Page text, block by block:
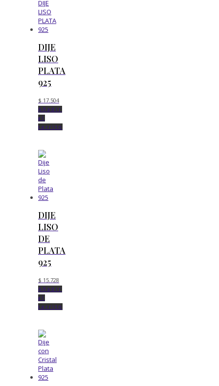
DIJE
LISO
PLATA
925
$ 17.504
Añadir
al
carrito
DIJE
LISO
DE
PLATA
925
$ 15.728
Añadir
al
carrito